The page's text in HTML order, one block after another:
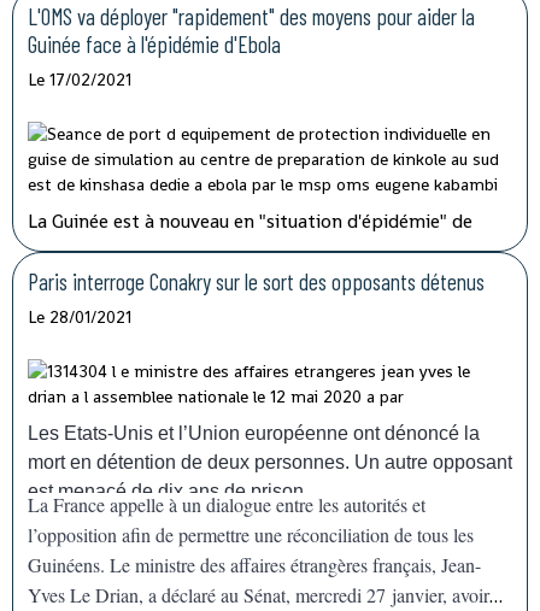
semaines" selon son ministre de la Santé.
L'OMS va déployer "rapidement" des moyens pour aider la
Guinée face à l'épidémie d'Ebola
Le 17/02/2021
La Guinée est à nouveau en "situation d'épidémie" de
fièvre hémorragique, après l'apparition ces derniers jours
dans le sud-est du pays de sept cas, dont trois
mortels.L'organisation mondiale de la Santé (OMS) va
face à la résurgence de l'épidémie de fièvre
hémorragiqueEbola, confirmée dimanche
14 février. "Nous allons déployer rapidement les
capacités nécessaires pour appuyer la Guinée, qui a déjà
une grande expérience", a déclaré devant la presse le
représentant de l'agence de l'ONU à Conakry.
Paris interroge Conakry sur le sort des opposants détenus
Le 28/01/2021
Les Etats-Unis et l’Union européenne ont dénoncé la
mort en détention de deux personnes. Un autre opposant
est menacé de dix ans de prison.
La France appelle à un dialogue entre les autorités et
l’opposition afin de permettre une réconciliation de tous les
Guinéens. Le ministre des affaires étrangères français, Jean-
Yves Le Drian, a déclaré au Sénat, mercredi 27 janvier, avoir